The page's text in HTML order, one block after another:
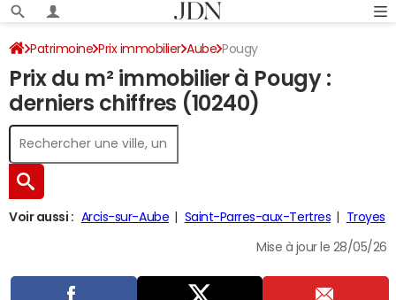
Patrimoine Prix immobilier Aube Pougy
Prix du m² immobilier à Pougy :
derniers chiffres (10240)
Voir aussi : Arcis-sur-Aube Saint-Parres-aux-Tertres Troyes
Mise à jour le 28/05/26